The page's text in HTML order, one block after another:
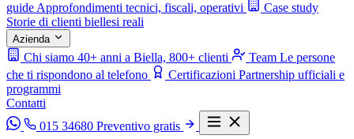
guide Approfondimenti tecnici, fiscali, operativi
Case study
Storie di clienti biellesi reali
Azienda
Chi siamo 40+ anni a Biella, 800+ clienti Team Le persone
che ti rispondono al telefono
Certificazioni Partnership ufficiali e
programmi
Contatti
015 34680 Preventivo gratis